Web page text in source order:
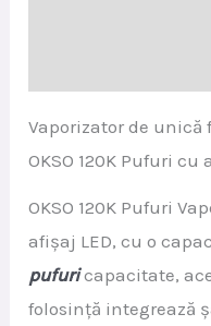
Vaporizator de unică
OKSO 120K Pufuri cu
OKSO 120K Pufuri
afișaj LED, cu o
pufuricapacitate,
folosință integrează